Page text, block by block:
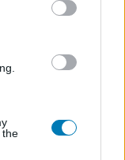
the
Resynced,
útjába.
a Szentföld
sem a